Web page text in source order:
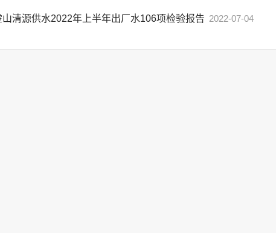
山清源供水2022年上半年出厂水106项检验报告 2022-07-04